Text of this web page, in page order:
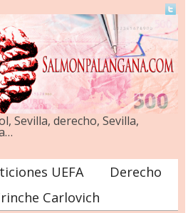
Sevilla, derecho, Sevilla,
UEFA
Derecho
Carlovich